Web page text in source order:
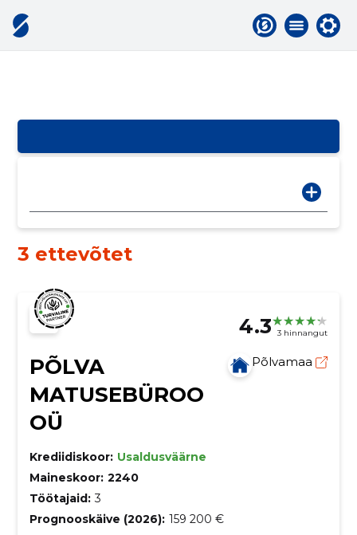
3 ettevõtet
4.3 3 hinnangut
PÕLVA
MATUSEBÜROO
OÜ
Põlvamaa
Krediidiskoor: Usaldusväärne
Maineskoor: 2240
Töötajaid: 3
Prognooskäive (2026): 159 200 €